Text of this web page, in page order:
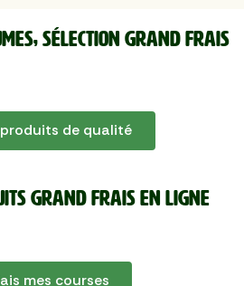
sélection Grand Frais
produits de qualité
Grand Frais en ligne
mes courses